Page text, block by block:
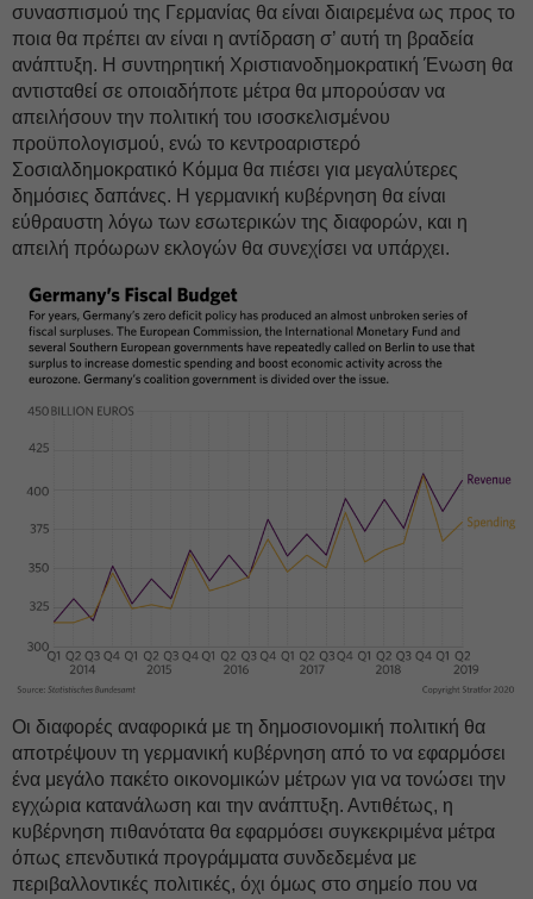
συνασπισμού της Γερμανίας θα είναι διαιρεμένα ως προς το
ποια θα πρέπει αν είναι η αντίδραση σ’ αυτή τη βραδεία
ανάπτυξη. Η συντηρητική Χριστιανοδημοκρατική Ένωση θα
αντισταθεί σε οποιαδήποτε μέτρα θα μπορούσαν να
απειλήσουν την πολιτική του ισοσκελισμένου
προϋπολογισμού, ενώ το κεντροαριστερό
Σοσιαλδημοκρατικό Κόμμα θα πιέσει για μεγαλύτερες
δημόσιες δαπάνες. Η γερμανική κυβέρνηση θα είναι
εύθραυστη λόγω των εσωτερικών της διαφορών, και η
απειλή πρόωρων εκλογών θα συνεχίσει να υπάρχει.
Οι διαφορές αναφορικά με τη δημοσιονομική πολιτική θα
αποτρέψουν τη γερμανική κυβέρνηση από το να εφαρμόσει
ένα μεγάλο πακέτο οικονομικών μέτρων για να τονώσει την
εγχώρια κατανάλωση και την ανάπτυξη. Αντιθέτως, η
κυβέρνηση πιθανότατα θα εφαρμόσει συγκεκριμένα μέτρα
όπως επενδυτικά προγράμματα συνδεδεμένα με
περιβαλλοντικές πολιτικές, όχι όμως στο σημείο που να